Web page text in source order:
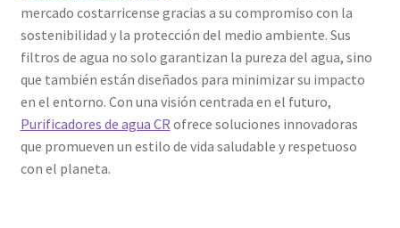
mercado costarricense gracias a su compromiso con la
sostenibilidad y la protección del medio ambiente. Sus
filtros de agua no solo garantizan la pureza del agua, sino
que también están diseñados para minimizar su impacto
en el entorno. Con una visión centrada en el futuro,
Purificadores de agua CR ofrece soluciones innovadoras
que promueven un estilo de vida saludable y respetuoso
con el planeta.